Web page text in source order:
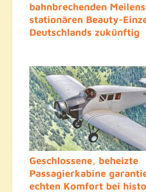
bahnbrechenden
stationären Beauty-
Deutschlands zukünftig
Geschlossene, beheizte
Passagierkabine
echten Komfort bei